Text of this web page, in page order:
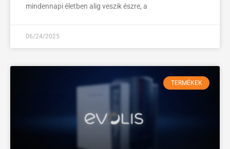
mindennapi életben alig veszik észre, a
06/24/2025
TERMÉKEK